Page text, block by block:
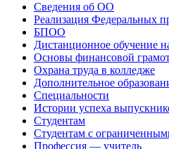
Сведения об ОО
Реализация Федеральных
БПОО
Дистанционное обучение
Основы финансовой
Охрана труда в колледже
Дополнительное
Специальности
Истории успеха
Студентам
Студентам с
Профессия — учитель